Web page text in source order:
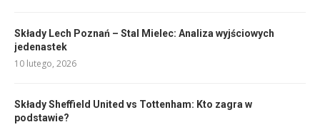
Składy Lech Poznań – Stal Mielec: Analiza wyjściowych
jedenastek
10 lutego, 2026
Składy Sheffield United vs Tottenham: Kto zagra w
podstawie?